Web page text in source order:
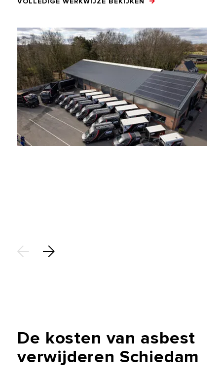
De kosten van asbest
verwijderen Schiedam